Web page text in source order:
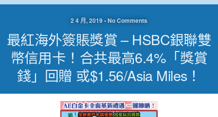
2 4 月, 2019 • No Comments
最紅海外簽賬獎賞 – HSBC銀聯雙
幣信用卡！合共最高6.4%「獎賞
錢」回贈 或$1.56/Asia Miles！